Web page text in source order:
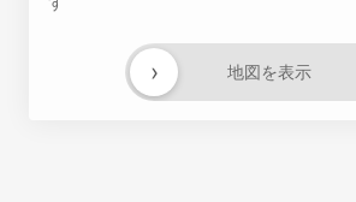
地図を表示
›